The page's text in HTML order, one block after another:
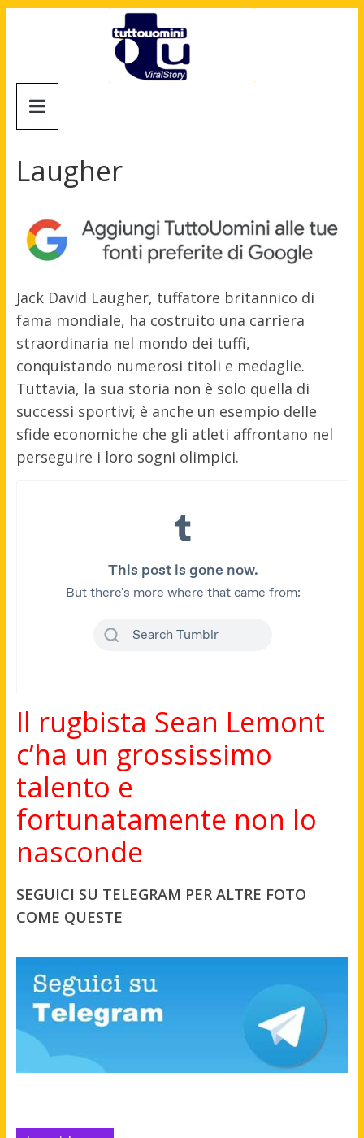
Tuttouomini
Cinema,
news
moda
maschile
Laugher
Jack David Laugher, tuffatore britannico di
fama mondiale, ha costruito una carriera
straordinaria nel mondo dei tuffi,
conquistando numerosi titoli e medaglie.
Tuttavia, la sua storia non è solo quella di
successi sportivi; è anche un esempio delle
sfide economiche che gli atleti affrontano nel
perseguire i loro sogni olimpici.
Il rugbista Sean Lemont
c’ha un grossissimo
talento e
fortunatamente non lo
nasconde
SEGUICI SU TELEGRAM PER ALTRE FOTO
COME QUESTE